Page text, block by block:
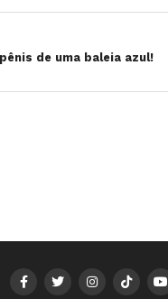
de uma baleia azul!